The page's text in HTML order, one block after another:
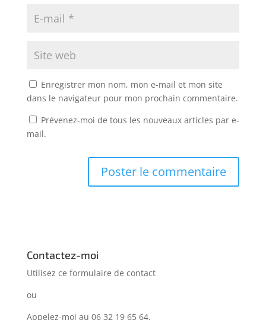
Enregistrer mon nom, mon e-mail et mon site
dans le navigateur pour mon prochain commentaire.
Prévenez-moi de tous les nouveaux articles par e-
mail.
Contactez-moi
Utilisez ce formulaire de contact
ou
Appelez-moi au 06 32 19 65 64.